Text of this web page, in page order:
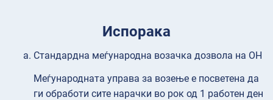
Испорака
Стандардна меѓународна возачка дозвола на ОН
Меѓународната управа за возење е посветена да
ги обработи сите нарачки во рок од 1 работен ден